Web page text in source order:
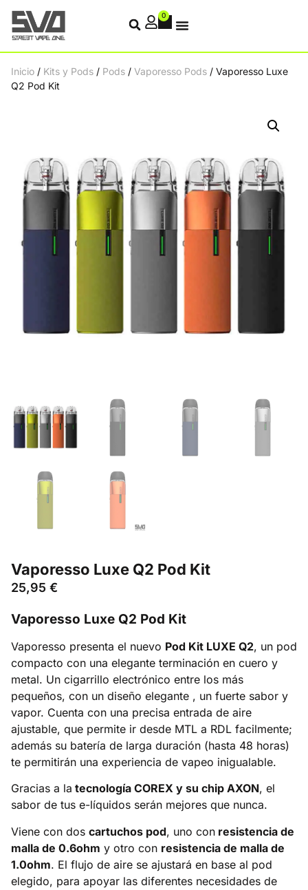
0
Inicio / Kits y Pods / Pods / Vaporesso Pods / Vaporesso Luxe
Q2 Pod Kit
Vaporesso Luxe Q2 Pod Kit
25,95 €
Vaporesso Luxe Q2 Pod Kit
Vaporesso presenta el nuevo Pod Kit LUXE Q2, un pod
compacto con una elegante terminación en cuero y
metal. Un cigarrillo electrónico entre los más
pequeños, con un diseño elegante , un fuerte sabor y
vapor. Cuenta con una precisa entrada de aire
ajustable, que permite ir desde MTL a RDL facilmente;
además su batería de larga duración (hasta 48 horas)
te permitirán una experiencia de vapeo inigualable.
Gracias a la tecnología COREX y su chip AXON, el
sabor de tus e-líquidos serán mejores que nunca.
Viene con dos cartuchos pod, uno con resistencia de
malla de 0.6ohm y otro con resistencia de malla de
1.0ohm. El flujo de aire se ajustará en base al pod
elegido, para apoyar las diferentes necesidades de